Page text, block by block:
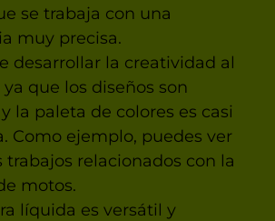
se trabaja con una
muy precisa.
desarrollar la creatividad al
que los diseños son
la paleta de colores es casi
Como ejemplo, puedes ver
trabajos relacionados con la
motos.
líquida es versátil y